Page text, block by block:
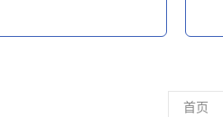
首页